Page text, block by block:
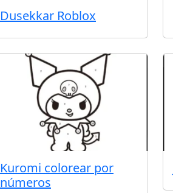
Dusekkar Roblox
Kuromi colorear por
números